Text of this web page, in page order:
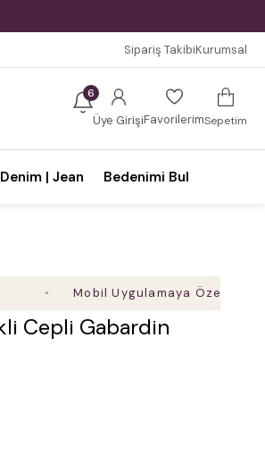
Sipariş TakibiKurumsal
6
Üye GirişiFavorilerimSepetim
Denim | Jean Bedenimi Bul
Mobil Uygulamaya Özel Ek %5 İndirim
Cepli Gabardin